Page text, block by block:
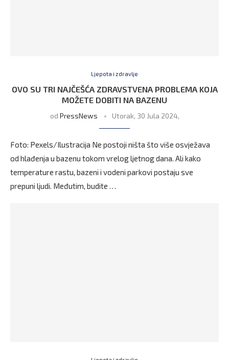
Ljepota i zdravlje
OVO SU TRI NAJČEŠĆA ZDRAVSTVENA PROBLEMA KOJA
MOŽETE DOBITI NA BAZENU
od PressNews Utorak, 30 Jula 2024,
Foto: Pexels/Ilustracija Ne postoji ništa što više osvježava
od hlađenja u bazenu tokom vrelog ljetnog dana. Ali kako
temperature rastu, bazeni i vodeni parkovi postaju sve
prepuni ljudi. Međutim, budite …